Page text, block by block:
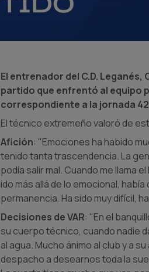
El entrenador del C.D.
partido que enfrentó al equipo
correspondiente a la jornada 42
El técnico extremeño valoró de
Afición: "Emociones ha habido
tenido tanta trascendencia. La
podía salir mal. Cuando me llama
ido más allá de lo emocional,
permanencia. Ha sido muy difícil,
Decisiones de VAR: "En el
su cuerpo técnico, cuando nadie
al agua. Mucho ánimo al club y a
despacho a desearnos toda la